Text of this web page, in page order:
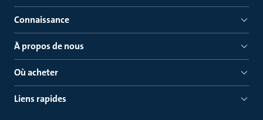
Connaissance
À propos de nous
Où acheter
Liens rapides